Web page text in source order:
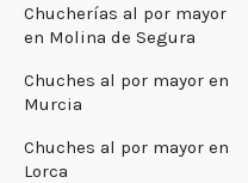
Chucherías al por mayor
en Molina de Segura
Chuches al por mayor en
Murcia
Chuches al por mayor en
Lorca